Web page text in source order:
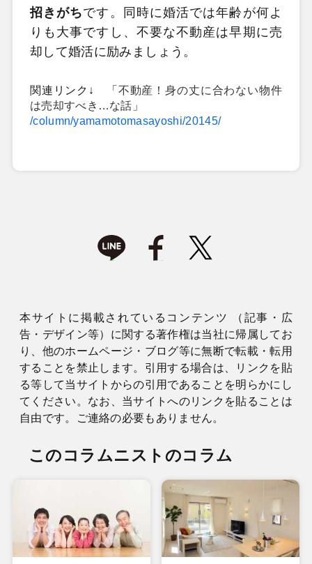
招きがちです。同時に婚活では年齢が何よ
りも大事ですし、不要な不動産は早期に売
却して婚活に励みましょう。
関連リンク↓ 「 不動産！身の丈に合わない物件
は売却すべき…な話 」
/column/yamamotomasayoshi/20145/
本サイトに掲載されているコンテンツ （記事・広
告・デザイン等）に関する著作権は当社に帰属してお
り、他のホームページ・ブログ等に無断で転載・転用
することを禁止します。引用する場合は、リンクを貼
る等して当サイトからの引用であることを明らかにし
てください。なお、当サイトへのリンクを貼ることは
自由です。ご連絡の必要もありません。
このコラムニストのコラム